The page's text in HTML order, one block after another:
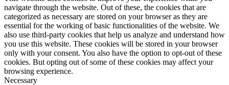
navigate through the website. Out of these, the cookies that are
categorized as necessary are stored on your browser as they are
essential for the working of basic functionalities of the website. We
also use third-party cookies that help us analyze and understand how
you use this website. These cookies will be stored in your browser
only with your consent. You also have the option to opt-out of these
cookies. But opting out of some of these cookies may affect your
browsing experience.
Necessary